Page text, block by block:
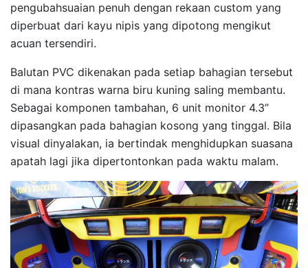
pengubahsuaian penuh dengan rekaan custom yang
diperbuat dari kayu nipis yang dipotong mengikut
acuan tersendiri.
Balutan PVC dikenakan pada setiap bahagian tersebut
di mana kontras warna biru kuning saling membantu.
Sebagai komponen tambahan, 6 unit monitor 4.3”
dipasangkan pada bahagian kosong yang tinggal. Bila
visual dinyalakan, ia bertindak menghidupkan suasana
apatah lagi jika dipertontonkan pada waktu malam.